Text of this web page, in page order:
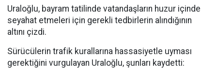
Uraloğlu, bayram tatilinde vatandaşların huzur içinde
seyahat etmeleri için gerekli tedbirlerin alındığının
altını çizdi.
Sürücülerin trafik kurallarına hassasiyetle uyması
gerektiğini vurgulayan Uraloğlu, şunları kaydetti: